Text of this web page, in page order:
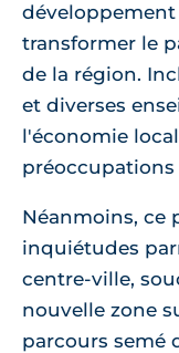
développement
transformer le
de la région.
et diverses
l'économie
Néanmoins, ce
inquiétudes
centre-ville,
nouvelle zone
parcours semé